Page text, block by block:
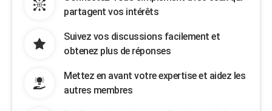
partagent vos intérêts
Suivez vos discussions facilement et
obtenez plus de réponses
Mettez en avant votre expertise et aidez les
autres membres